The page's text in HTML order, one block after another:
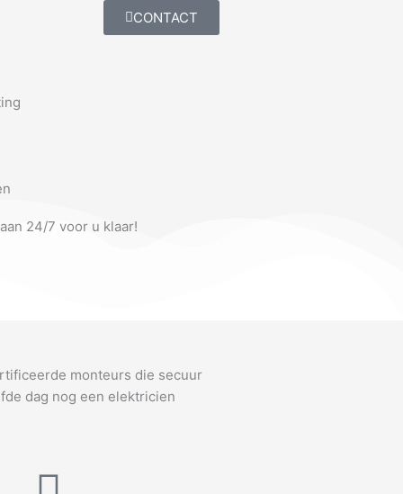
CONTACT
24/7 voor u klaar!
monteurs die secuur
dag nog een elektricien